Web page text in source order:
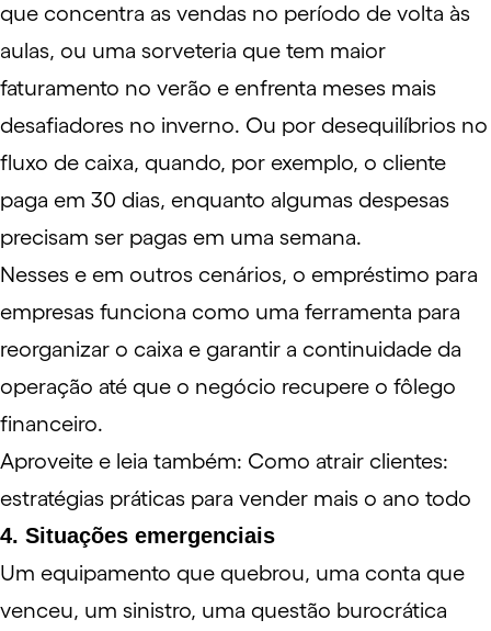
que concentra as vendas no período de volta às
aulas, ou uma sorveteria que tem maior
faturamento no verão e enfrenta meses mais
desafiadores no inverno. Ou por desequilíbrios no
fluxo de caixa, quando, por exemplo, o cliente
paga em 30 dias, enquanto algumas despesas
precisam ser pagas em uma semana.
Nesses e em outros cenários, o empréstimo para
empresas funciona como uma ferramenta para
reorganizar o caixa e garantir a continuidade da
operação até que o negócio recupere o fôlego
financeiro.
Aproveite e leia também: Como atrair clientes:
estratégias práticas para vender mais o ano todo
4. Situações emergenciais
Um equipamento que quebrou, uma conta que
venceu, um sinistro, uma questão burocrática